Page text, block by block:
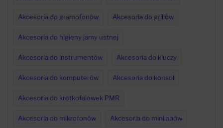
Akcesoria do gramofonów Akcesoria do grillów
Akcesoria do higieny jamy ustnej
Akcesoria do instrumentów Akcesoria do kluczy
Akcesoria do komputerów Akcesoria do konsol
Akcesoria do krótkofalówek PMR
Akcesoria do mikrofonów Akcesoria do minilabów